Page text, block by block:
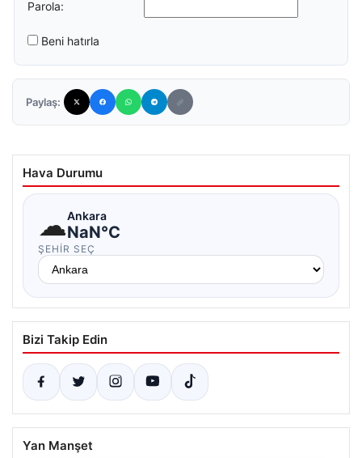
Parola:
Beni hatırla
Paylaş:
Hava Durumu
☁Ankara
NaN°C
ŞEHIR SEÇ
Bizi Takip Edin
Yan Manşet